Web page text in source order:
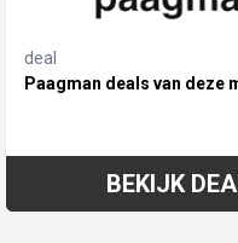
deal
Paagman deals van deze
BEKIJK